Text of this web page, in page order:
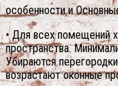
особенности и
• Для всех помещений
пространства.
Убираются
возрастают оконные